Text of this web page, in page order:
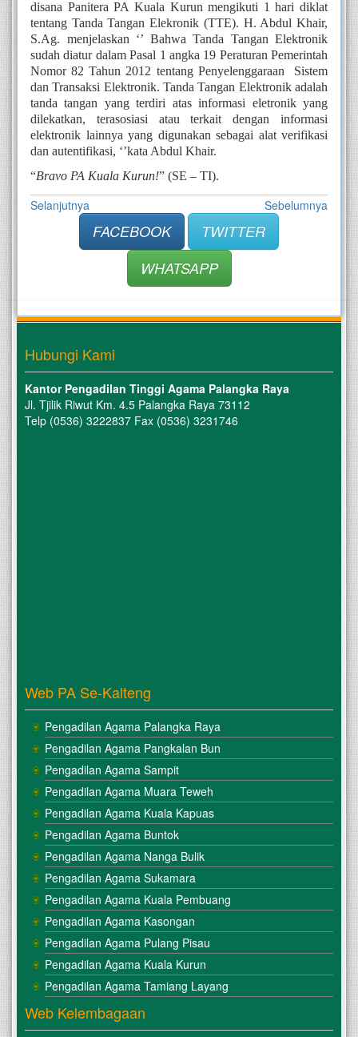
disana Panitera PA Kuala Kurun mengikuti 1 hari diklat
tentang Tanda Tangan Elekronik (TTE). H. Abdul Khair,
S.Ag. menjelaskan ‘’ Bahwa Tanda Tangan Elektronik
sudah diatur dalam Pasal 1 angka 19 Peraturan Pemerintah
Nomor 82 Tahun 2012 tentang Penyelenggaraan  Sistem
dan Transaksi Elektronik. Tanda Tangan Elektronik adalah
tanda tangan yang terdiri atas informasi eletronik yang
dilekatkan, terasosiasi atau terkait dengan informasi
elektronik lainnya yang digunakan sebagai alat verifikasi
dan autentifikasi, ‘’kata Abdul Khair.
“Bravo PA Kuala Kurun!” (SE – TI).
Selanjutnya Sebelumnya
FACEBOOK
TWITTER
WHATSAPP
Hubungi Kami
Kantor Pengadilan Tinggi Agama Palangka Raya
Jl. Tjilik Riwut Km. 4.5 Palangka Raya 73112
Telp (0536) 3222837 Fax (0536) 3231746
Web PA Se-Kalteng
Pengadilan Agama Palangka Raya
Pengadilan Agama Pangkalan Bun
Pengadilan Agama Sampit
Pengadilan Agama Muara Teweh
Pengadilan Agama Kuala Kapuas
Pengadilan Agama Buntok
Pengadilan Agama Nanga Bulik
Pengadilan Agama Sukamara
Pengadilan Agama Kuala Pembuang
Pengadilan Agama Kasongan
Pengadilan Agama Pulang Pisau
Pengadilan Agama Kuala Kurun
Pengadilan Agama Tamiang Layang
Web Kelembagaan